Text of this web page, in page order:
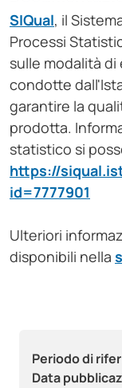
Periodo di
Data
SIQual, il
Processi
sulle modalità
condotte
garantire la
prodotta.
statistico si
https://
id=7777901
Ulteriori
disponibili nella